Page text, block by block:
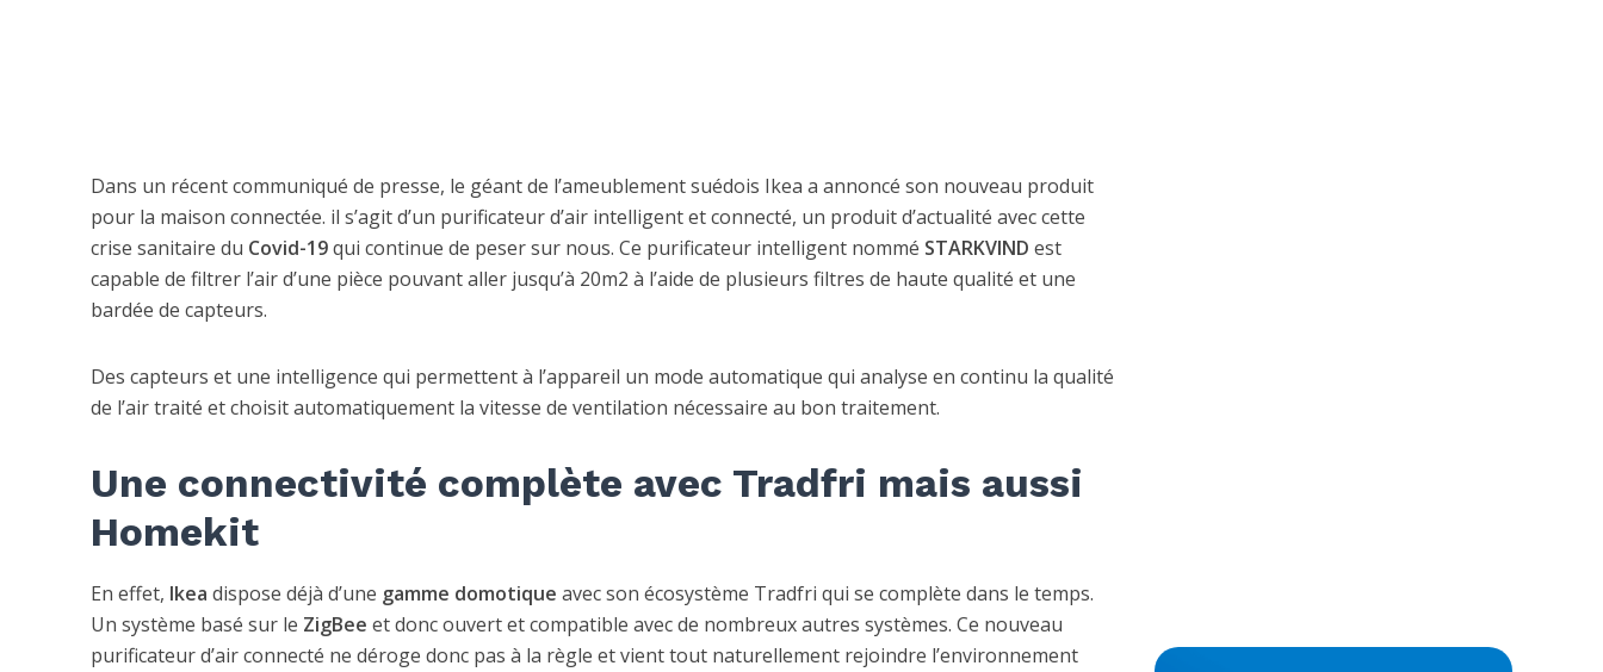
Dans un récent communiqué de presse, le géant de l’ameublement suédois Ikea a annoncé son nouveau produit
pour la maison connectée. il s’agit d’un purificateur d’air intelligent et connecté, un produit d’actualité avec cette
crise sanitaire du Covid-19qui continue de peser sur nous. Ce purificateur intelligent nommé STARKVIND est
capable de filtrer l’air d’une pièce pouvant aller jusqu’à 20m2 à l’aide de plusieurs filtres de haute qualité et une
bardée de capteurs.
Des capteurs et une intelligence qui permettent à l’appareil un mode automatique qui analyse en continu la qualité
de l’air traité et choisit automatiquement la vitesse de ventilation nécessaire au bon traitement.
Une connectivité complète avec Tradfri mais aussi
Homekit
En effet, Ikea dispose déjà d’une gamme domotique avec son écosystème Tradfri qui se complète dans le temps.
Un système basé sur le ZigBee et donc ouvert et compatible avec de nombreux autres systèmes. Ce nouveau
purificateur d’air connecté ne déroge donc pas à la règle et vient tout naturellement rejoindre l’environnement